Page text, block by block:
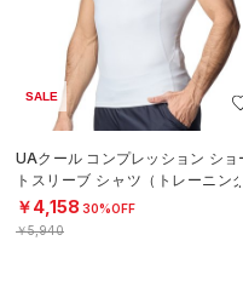
SALE
UAクール コンプレッション ショ
トスリーブ シャツ（トレーニング/
MEN）
￥4,158 30%OFF
￥5,940